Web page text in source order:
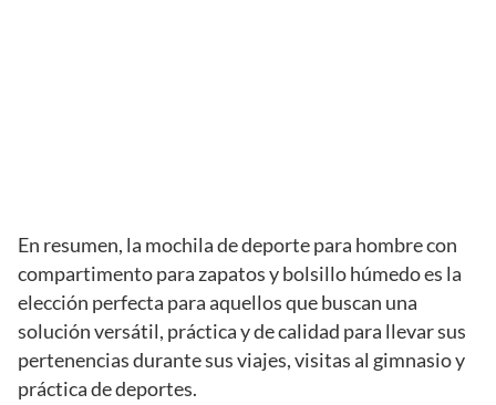
En resumen, la mochila de deporte para hombre con
compartimento para zapatos y bolsillo húmedo es la
elección perfecta para aquellos que buscan una
solución versátil, práctica y de calidad para llevar sus
pertenencias durante sus viajes, visitas al gimnasio y
práctica de deportes.